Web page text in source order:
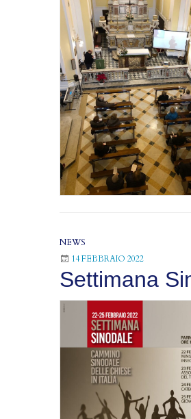
NEWS
14 FEBBRAIO 2022
Settimana